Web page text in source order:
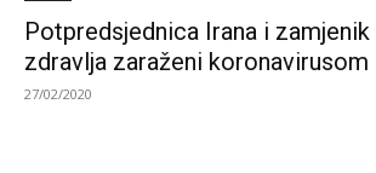
Potpredsjednica Irana i
zdravlja zaraženi koronavirusom
27/02/2020